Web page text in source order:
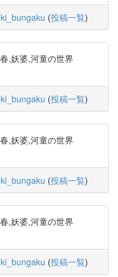
(投稿一覧)
,妖婆,河童の世界
(投稿一覧)
,妖婆,河童の世界
(投稿一覧)
,妖婆,河童の世界
(投稿一覧)